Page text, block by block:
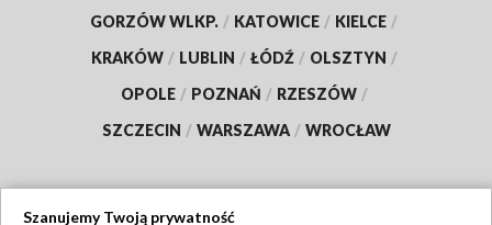
GORZÓW WLKP. / KATOWICE / KIELCE /
KRAKÓW / LUBLIN / ŁÓDŹ / OLSZTYN /
OPOLE / POZNAŃ / RZESZÓW /
SZCZECIN / WARSZAWA / WROCŁAW
Szanujemy Twoją prywatność